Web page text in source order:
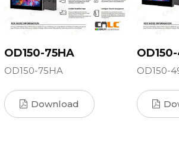
OD150-75HA
OD150-75HA
Download
OD150-